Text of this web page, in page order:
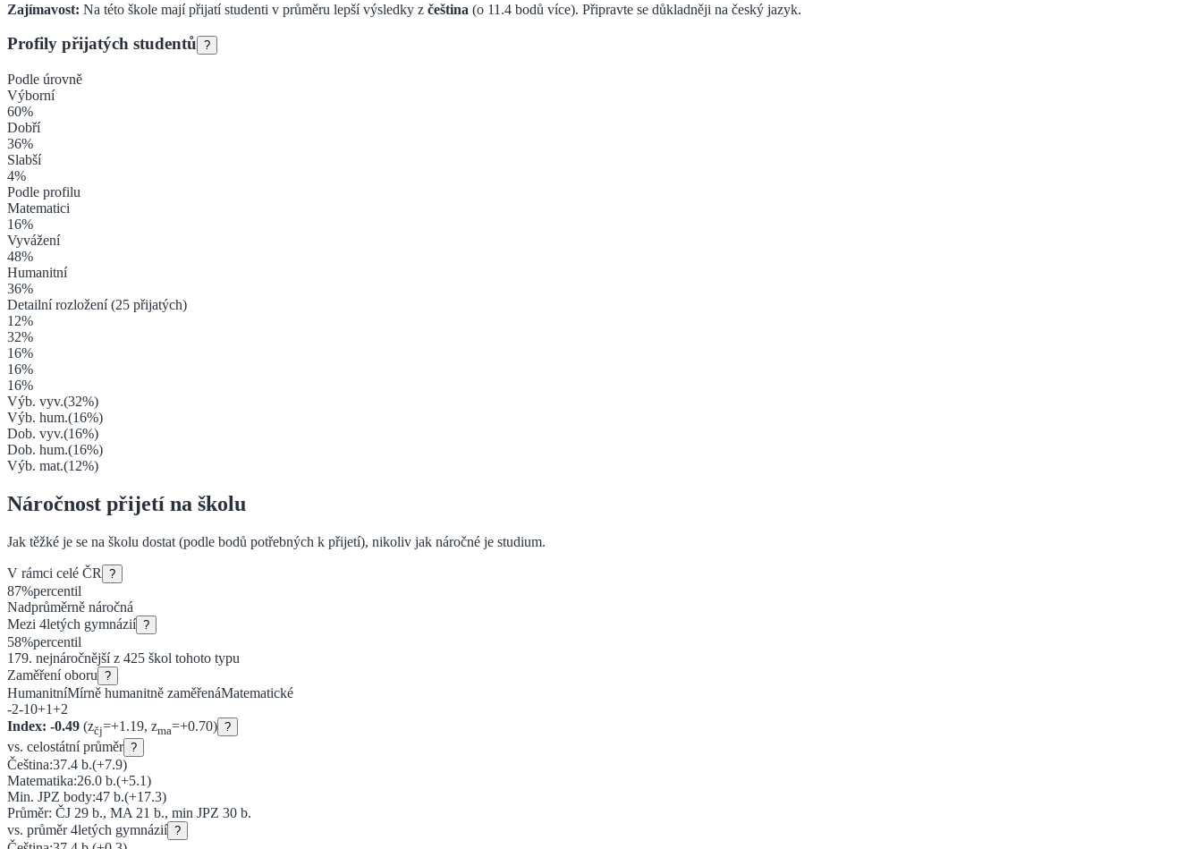
Zajímavost: Na této škole mají přijatí studenti v průměru lepší výsledky z čeština (o 11.4 bodů více). Připravte se důkladněji na český jazyk.
Profily přijatých studentů ?
Podle úrovně
Výborní
60%
Dobří
36%
Slabší
4%
Podle profilu
Matematici
16%
Vyvážení
48%
Humanitní
36%
Detailní rozložení (25 přijatých)
12%
32%
16%
16%
16%
Výb. vyv.(32%)
Výb. hum.(16%)
Dob. vyv.(16%)
Dob. hum.(16%)
Výb. mat.(12%)
Náročnost přijetí na školu
Jak těžké je se na školu dostat (podle bodů potřebných k přijetí), nikoliv jak náročné je studium.
V rámci celé ČR ?
87%percentil
Nadprůměrně náročná
Mezi 4letých gymnázií ?
58%percentil
179. nejnáročnější z 425 škol tohoto typu
Zaměření oboru ?
HumanitníMírně humanitně zaměřenáMatematické
-2-10+1+2
Index: -0.49 (zčj=+1.19, zma=+0.70) ?
vs. celostátní průměr ?
Čeština:37.4 b.(+7.9)
Matematika:26.0 b.(+5.1)
Min. JPZ body:47 b.(+17.3)
Průměr: ČJ 29 b., MA 21 b., min JPZ 30 b.
vs. průměr4letých gymnázií ?